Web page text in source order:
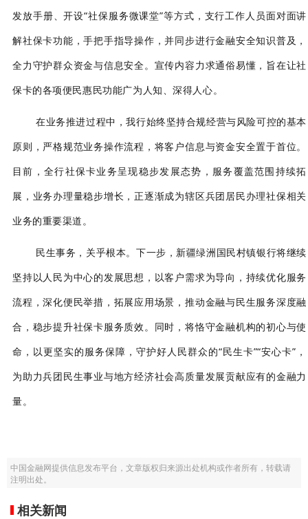
发放手册、开设“社保服务微课堂”等方式，支行工作人员面对面讲
解社保卡功能，手把手指导操作，并同步进行金融安全知识普及，
全力守护群众资金与信息安全。宣传内容力求通俗易懂，旨在让社
保卡的各项便民惠民功能广为人知、深得人心。
在业务推进过程中，我行始终坚持合规经营与风险可控的基本
原则，严格规范业务操作流程，将客户信息与资金安全置于首位。
目前，全行社保卡业务呈现稳步发展态势，服务覆盖范围持续拓
展，业务办理量稳步增长，正逐渐成为辖区兵团居民办理社保相关
业务的重要渠道。
民生事务，关乎根本。下一步，新疆绿洲国民村镇银行将继续
坚持以人民为中心的发展思想，以客户需求为导向，持续优化服务
流程，深化便民举措，拓展应用场景，推动金融与民生服务深度融
合，稳步提升社保卡服务质效。同时，将恪守金融机构的初心与使
命，以更坚实的服务保障，守护好人民群众的“民生卡”“安心卡”，
为助力兵团民生事业与地方经济社会高质量发展贡献应有的金融力
量。
中国金融网提供信息发布平台，文章版权归来源出处机构或作者所有，转载请
注明出处。
相关新闻